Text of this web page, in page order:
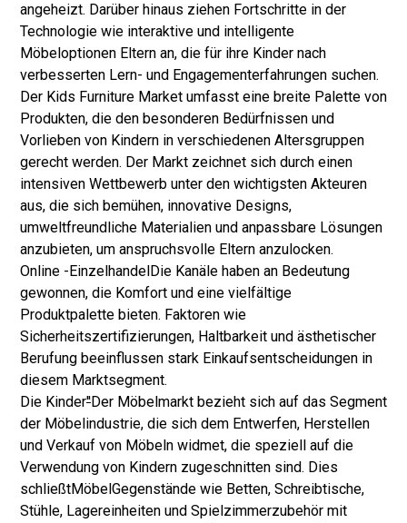
angeheizt. Darüber hinaus ziehen Fortschritte in der
Technologie wie interaktive und intelligente
Möbeloptionen Eltern an, die für ihre Kinder nach
verbesserten Lern- und Engagementerfahrungen suchen.
Der Kids Furniture Market umfasst eine breite Palette von
Produkten, die den besonderen Bedürfnissen und
Vorlieben von Kindern in verschiedenen Altersgruppen
gerecht werden. Der Markt zeichnet sich durch einen
intensiven Wettbewerb unter den wichtigsten Akteuren
aus, die sich bemühen, innovative Designs,
umweltfreundliche Materialien und anpassbare Lösungen
anzubieten, um anspruchsvolle Eltern anzulocken.
Online -EinzelhandelDie Kanäle haben an Bedeutung
gewonnen, die Komfort und eine vielfältige
Produktpalette bieten. Faktoren wie
Sicherheitszertifizierungen, Haltbarkeit und ästhetischer
Berufung beeinflussen stark Einkaufsentscheidungen in
diesem Marktsegment.
Die Kinder''Der Möbelmarkt bezieht sich auf das Segment
der Möbelindustrie, die sich dem Entwerfen, Herstellen
und Verkauf von Möbeln widmet, die speziell auf die
Verwendung von Kindern zugeschnitten sind. Dies
schließtMöbelGegenstände wie Betten, Schreibtische,
Stühle, Lagereinheiten und Spielzimmerzubehör mit